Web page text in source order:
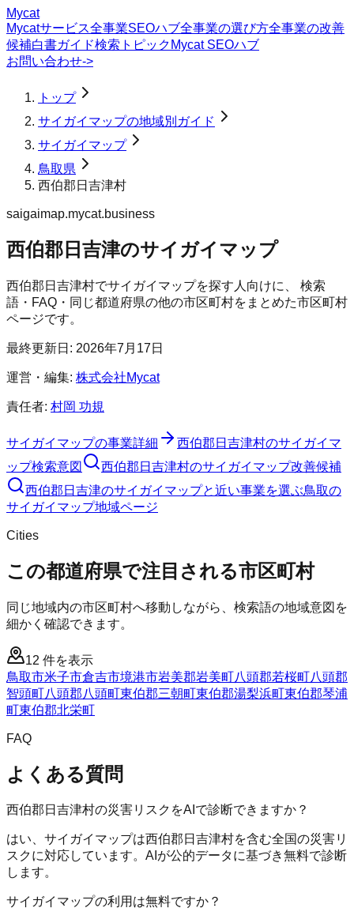
Mycat
Mycatサービス全事業SEOハブ全事業の選び方全事業の改善
候補白書ガイド検索トピック Mycat SEOハブ
お問い合わせ->
トップ
サイガイマップの地域別ガイド
サイガイマップ
鳥取県
西伯郡日吉津村
saigaimap.mycat.business
西伯郡日吉津のサイガイマップ
西伯郡日吉津村でサイガイマップを探す人向けに、 検索
語・FAQ・同じ都道府県の他の市区町村をまとめた市区町村
ページです。
最終更新日: 2026年7月17日
運営・編集: 株式会社Mycat
責任者: 村岡 功規
サイガイマップの事業詳細 西伯郡日吉津村のサイガイマ
ップ検索意図 西伯郡日吉津村のサイガイマップ改善候補
西伯郡日吉津のサイガイマップと近い事業を選ぶ鳥取の
サイガイマップ地域ページ
Cities
この都道府県で注目される市区町村
同じ地域内の市区町村へ移動しながら、検索語の地域意図を
細かく確認できます。
12 件を表示
鳥取市米子市倉吉市境港市岩美郡岩美町八頭郡若桜町八頭郡
智頭町八頭郡八頭町東伯郡三朝町東伯郡湯梨浜町東伯郡琴浦
町東伯郡北栄町
FAQ
よくある質問
西伯郡日吉津村の災害リスクをAIで診断できますか？
はい、サイガイマップは西伯郡日吉津村を含む全国の災害リ
スクに対応しています。AIが公的データに基づき無料で診断
します。
サイガイマップの利用は無料ですか？